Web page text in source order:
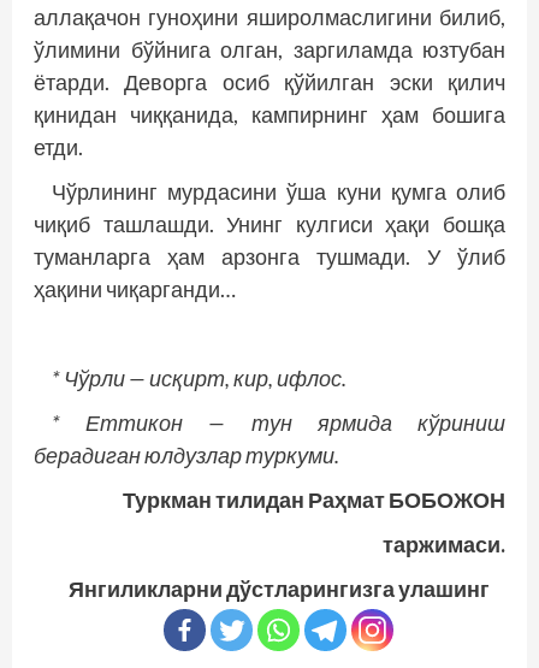
аллақачон гуноҳини яширолмаслигини билиб,
ўлимини бўйнига олган, заргиламда юзтубан
ётарди. Деворга осиб қўйилган эски қилич
қинидан чиққанида, кампирнинг ҳам бошига
етди.
Чўрлининг мурдасини ўша куни қумга олиб
чиқиб ташлашди. Унинг кулгиси ҳақи бошқа
туманларга ҳам арзонга тушмади. У ўлиб
ҳақини чиқарганди…
* Чўрли — исқирт, кир, ифлос.
* Еттикон — тун ярмида кўриниш
берадиган юлдузлар туркуми.
Туркман тилидан Раҳмат БОБОЖОН
таржимаси.
Янгиликларни дўстларингизга улашинг